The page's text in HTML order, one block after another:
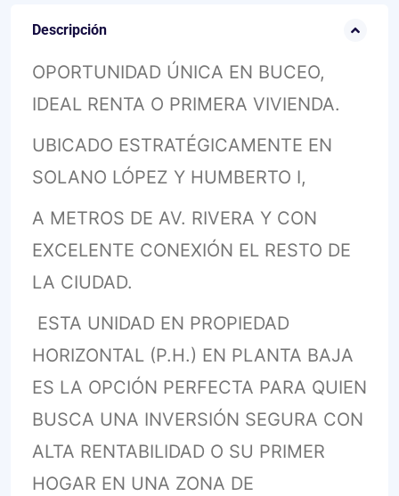
Descripción
OPORTUNIDAD ÚNICA EN BUCEO,
IDEAL RENTA O PRIMERA VIVIENDA.
UBICADO ESTRATÉGICAMENTE EN
SOLANO LÓPEZ Y HUMBERTO I,
A METROS DE AV. RIVERA Y CON
EXCELENTE CONEXIÓN EL RESTO DE
LA CIUDAD.
ESTA UNIDAD EN PROPIEDAD
HORIZONTAL (P.H.) EN PLANTA BAJA
ES LA OPCIÓN PERFECTA PARA QUIEN
BUSCA UNA INVERSIÓN SEGURA CON
ALTA RENTABILIDAD O SU PRIMER
HOGAR EN UNA ZONA DE